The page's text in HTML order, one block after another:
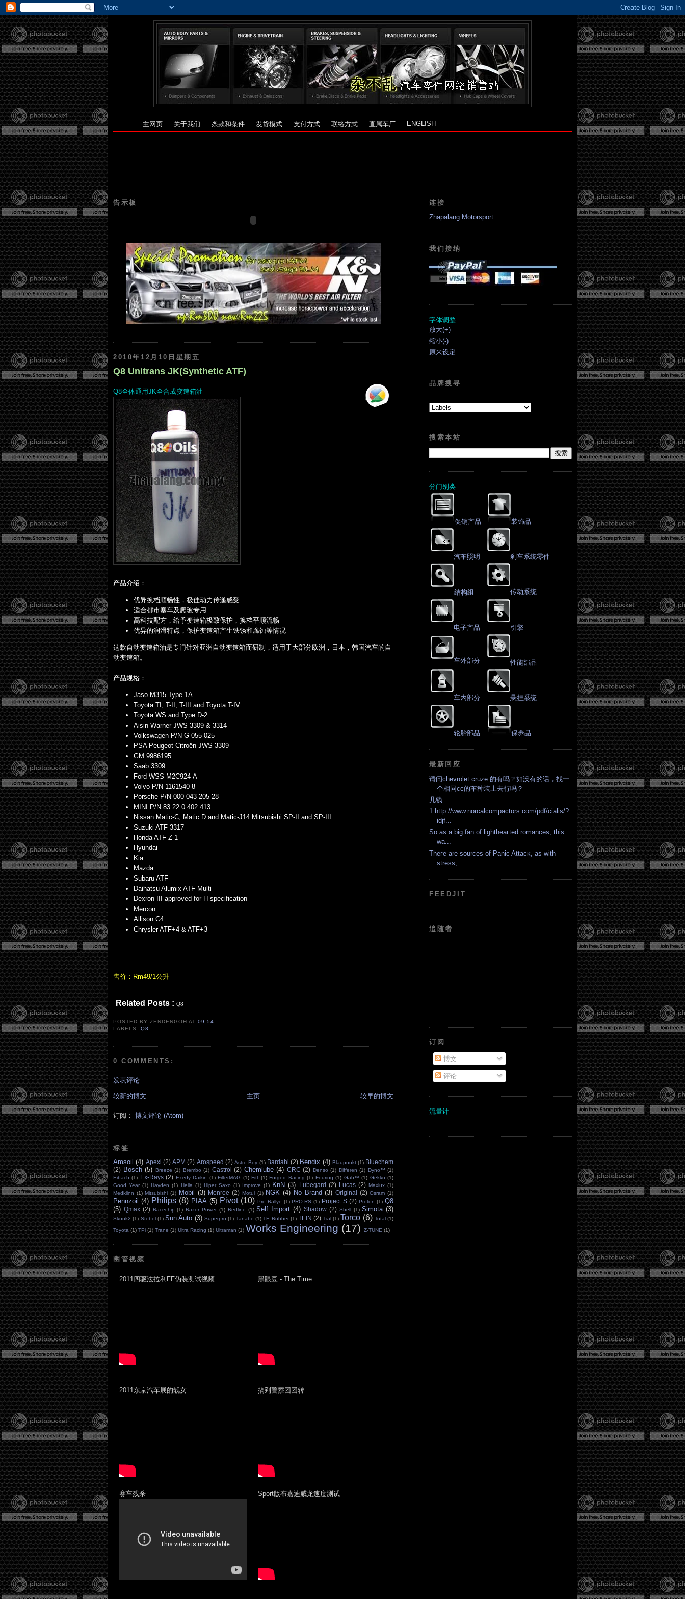
主网页 关于我们 条款和条件 发货模式 支付方式 联络方式 直属车厂 ENGLISH
告示板
2010年12月10日星期五
Q8 Unitrans JK(Synthetic ATF)
Q8全体通用JK全合成变速箱油
产品介绍：
优异换档顺畅性，极佳动力传递感受
适合都市塞车及爬玻专用
高科技配方，给予变速箱极致保护，换档平顺流畅
优异的润滑特点，保护变速箱产生铁锈和腐蚀等情况
这款自动变速箱油是专门针对亚洲自动变速箱而研制，适用于大部分欧洲，日本，韩国汽车的自
动变速箱。
产品规格：
Jaso M315 Type 1A
Toyota TI, T-II, T-III and Toyota T-IV
Toyota WS and Type D-2
Aisin Warner JWS 3309 & 3314
Volkswagen P/N G 055 025
PSA Peugeot Citroën JWS 3309
GM 9986195
Saab 3309
Ford WSS-M2C924-A
Volvo P/N 1161540-8
Porsche P/N 000 043 205 28
MINI P/N 83 22 0 402 413
Nissan Matic-C, Matic D and Matic-J14 Mitsubishi SP-II and SP-III
Suzuki ATF 3317
Honda ATF Z-1
Hyundai
Kia
Mazda
Subaru ATF
Daihatsu Alumix ATF Multi
Dexron III approved for H specification
Mercon
Allison C4
Chrysler ATF+4 & ATF+3
售价：Rm49/1公升
Related Posts : Q8
POSTED BYZENDENGOH AT09:54
LABELS:Q8
0 COMMENTS:
发表评论
较新的博文 较早的博文
主页
订阅： 博文评论 (Atom)
标签
Amsoil (4) Apexi (2) APM (2) Arospeed (2) Astro Boy (1) Bardahl (2) Bendix (4) Blaupunkt (1) Bluechem
(2) Bosch (5) Breeze (1) Brembo (1) Castrol (2) Chemlube (4) CRC (2) Denso (1) Differen (1) Dyno™ (1)
Eibach (1) Ex-Rays (2) Exedy Daikin (1) FilterMAG (1) Fitt (1) Forged Racing (1) Fouring (1) Gab™ (1) Gekko (1)
Good Year (1) Hayden (1) Hella (1) Hiper Saxo (1) Improve (1) KnN (3) Lubegard (2) Lucas (2) Maxlux (1)
Medklinn (1) Mitsubishi (1) Mobil (3) Monroe (2) Motul (1) NGK (4) No Brand (3) Original (2) Osram (1)
Pennzoil (4) Philips (8) PIAA (5) Pivot (10) Pro Rallye (1) PRO-RS (1) Project S (2) Proton (1) Q8
(5) Qmax (2) Racechip (1) Razor Power (1) Redline (1) Self Import (4) Shadow (2) Shell (1) Simota (3)
Skunk2 (1) Stebel (1) Sun Auto (3) Superpro (1) Tanabe (1) TE Rubber (1) TEIN (2) Tial (1) Torco (6) Total (1)
Toyota (1) TPi (1) Trane (1) Ultra Racing (1) Ultraman (1) Works Engineering (17) Z-TUNE (1)
幽管视频
2011四驱法拉利FF伪装测试视频 黑眼豆 - The Time
2011东京汽车展的靓女 搞到警察团团转
赛车残杀 Sport版布嘉迪威龙速度测试
连接
Zhapalang Motorsport
我们接纳
字体调整
放大(+)
缩小(-)
原来设定
品牌搜寻
搜索本站
分门别类
促销产品 装饰品
汽车照明 刹车系统零件
结构组 传动系统
电子产品 引擎
车外部分 性能部品
车内部分 悬挂系统
轮胎部品 保养品
最新回应
请问chevrolet cruze 的有吗？如没有的话，找一
个相同cc的车种装上去行吗？
几钱
1 http://www.norcalcompactors.com/pdf/cialis/?
idjf...
Ѕo аs a big fan of lightheагted romances, thiѕ
wa...
Theгe are sources of Panіc Attacκ, as with
strеss,...
FEEDJIT
追随者
订阅
博文
评论
流量计